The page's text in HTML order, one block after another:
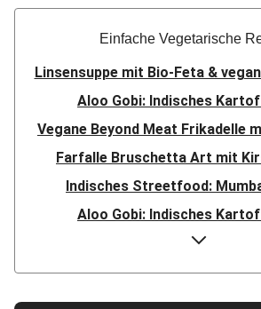
Einfache Vegetarische
Linsensuppe mit Bio-Feta &
Aloo Gobi: Indisches
Vegane Beyond Meat Frikadelle
Farfalle Bruschetta Art mit
Indisches Streetfood:
Aloo Gobi: Indisches
Nepalesisches Linsen
Rauchige Süßkartoffel-
Nord-Indischer Palak Paneer in